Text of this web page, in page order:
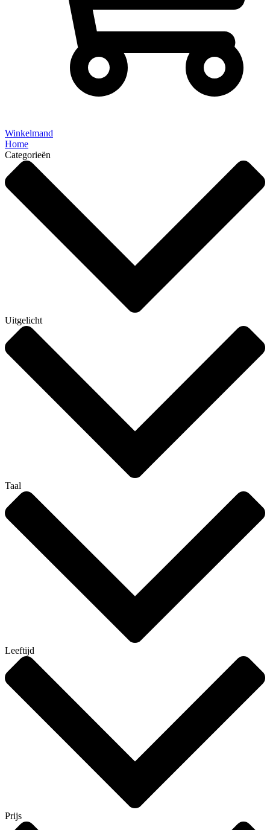
Winkelmand
Home
Categorieën
Uitgelicht
Taal
Leeftijd
Prijs